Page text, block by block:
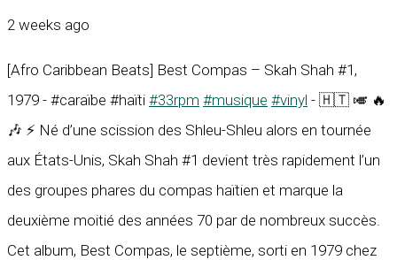
2 weeks ago
[Afro Caribbean Beats] Best Compas – Skah Shah #1,
1979 - #caraïbe #haïti #33rpm #musique #vinyl - 🇭🇹 🎺 🔥
🎶 ⚡ Né d’une scission des Shleu-Shleu alors en tournée
aux États-Unis, Skah Shah #1 devient très rapidement l’un
des groupes phares du compas haïtien et marque la
deuxième moitié des années 70 par de nombreux succès.
Cet album, Best Compas, le septième, sorti en 1979 chez